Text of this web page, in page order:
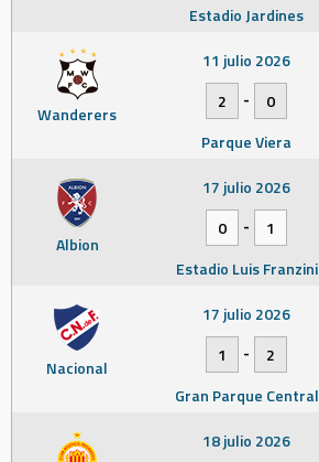
Estadio Jardines
Wanderers
11 julio 2026
2
-
0
Parque Viera
Albion
17 julio 2026
0
-
1
Estadio Luis Franzini
Nacional
17 julio 2026
1
-
2
Gran Parque Central
18 julio 2026